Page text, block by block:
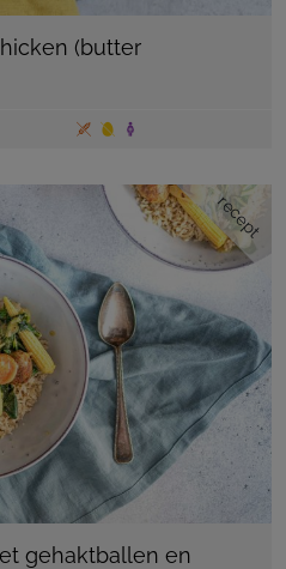
(butter
recept
gehaktballen en